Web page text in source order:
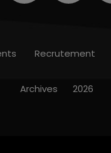
Recrutement
Archives 2026